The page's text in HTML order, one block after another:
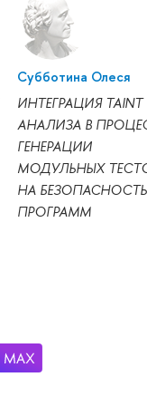
Субботина Олеся
ИНТЕГРАЦИЯ TAINT
АНАЛИЗА В
ГЕНЕРАЦИИ
МОДУЛЬНЫХ
НА БЕЗОПАСНОСТЬ
ПРОГРАММ